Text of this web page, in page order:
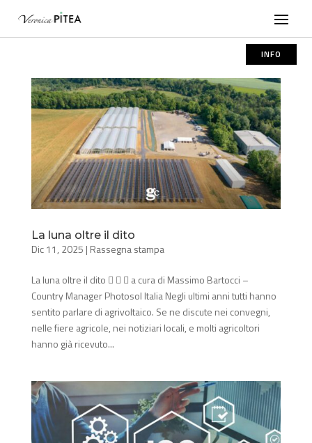
INFO
La luna oltre il dito
Dic 11, 2025 | Rassegna stampa
La luna oltre il dito    a cura di Massimo Bartocci –
Country Manager Photosol Italia Negli ultimi anni tutti hanno
sentito parlare di agrivoltaico. Se ne discute nei convegni,
nelle fiere agricole, nei notiziari locali, e molti agricoltori
hanno già ricevuto...